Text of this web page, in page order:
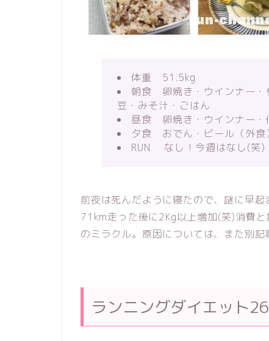
体重 51.5kg
朝食 卵焼き・ウインナー・
豆・みそ汁・ごはん
昼食 卵焼き・ウインナー・
夕食 おでん・ビール（外食）
RUN なし！今週はなし(笑)
前夜は死んだように寝たので、謎に早
71km走った後に2Kg以上増加(笑)消費
のミラクル。原因については、また別記
ランニングダイエット